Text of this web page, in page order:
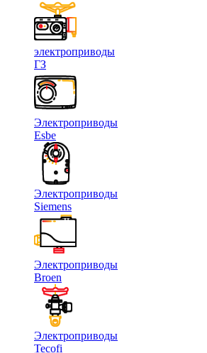
электроприводы
ГЗ
Электроприводы
Esbe
Электроприводы
Siemens
Электроприводы
Broen
Электроприводы
Tecofi